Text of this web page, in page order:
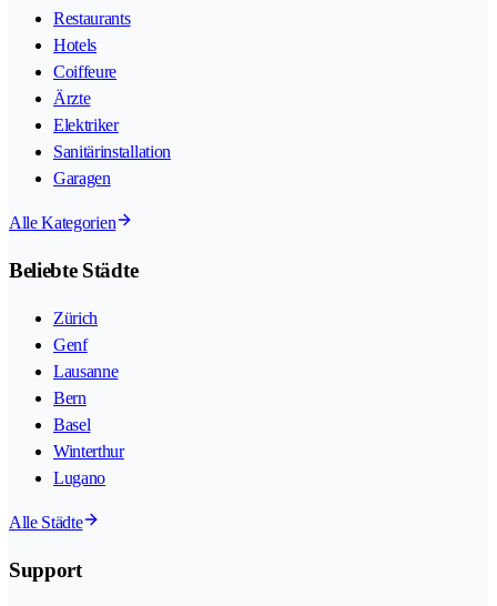
Restaurants
Hotels
Coiffeure
Ärzte
Elektriker
Sanitärinstallation
Garagen
Alle Kategorien
Beliebte Städte
Zürich
Genf
Lausanne
Bern
Basel
Winterthur
Lugano
Alle Städte
Support